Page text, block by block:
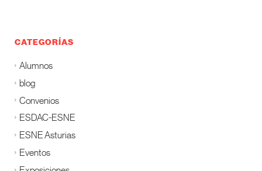
CATEGORÍAS
Alumnos
blog
Convenios
ESDAC-ESNE
ESNE Asturias
Eventos